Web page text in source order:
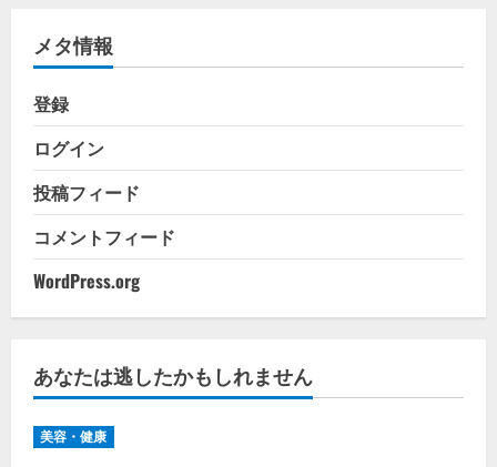
ー
メタ情報
登録
ログイン
投稿フィード
コメントフィード
WordPress.org
あなたは逃したかもしれません
美容・健康